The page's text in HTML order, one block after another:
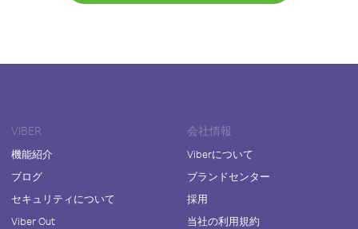
VIBER
機能紹介
ブログ
セキュリティについて
Viber Out
会社情報
Viberについて
ブランドセンター
採用
当社の利用規約